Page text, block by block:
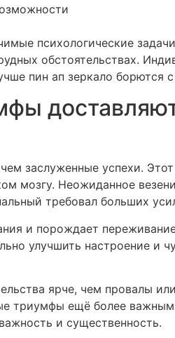
психологические
обстоятельствах.
пин ап зеркало борются
заслуженные успехи.
мозгу. Неожиданное
требовал больших
и порождает
улучшить настроение и
ярче, чем провалы
триумфы ещё более
и существенность.